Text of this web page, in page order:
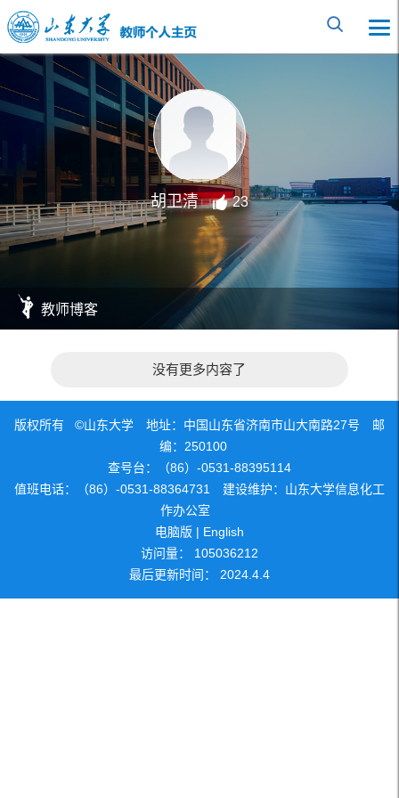
胡卫清 23
教师博客
没有更多内容了
版权所有 ©山东大学 地址：中国山东省济南市山大南路27号 邮
编：250100
查号台：（86）-0531-88395114
值班电话：（86）-0531-88364731 建设维护：山东大学信息化工
作办公室
电脑版 | English
访问量： 105036212
最后更新时间： 2024 4 4